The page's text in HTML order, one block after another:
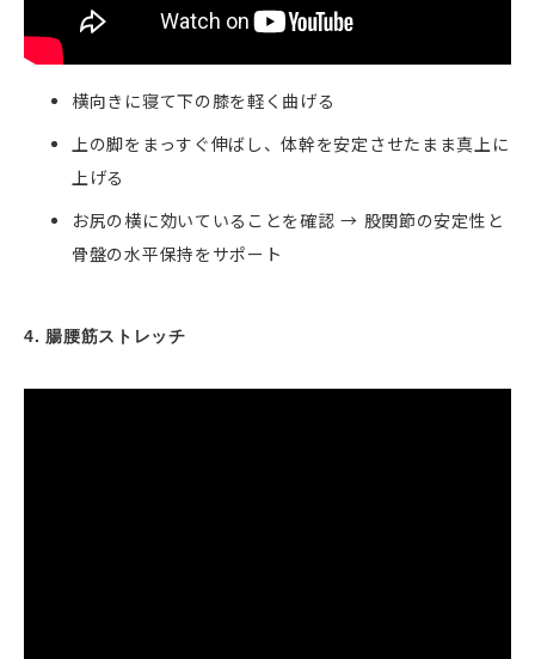
横向きに寝て下の膝を軽く曲げる
上の脚をまっすぐ伸ばし、体幹を安定させたまま真上に
上げる
お尻の横に効いていることを確認 → 股関節の安定性と
骨盤の水平保持をサポート
4. 腸腰筋ストレッチ